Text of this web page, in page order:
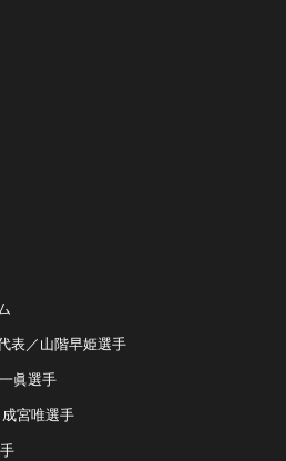
表／山階早姫選手
眞選手
成宮唯選手